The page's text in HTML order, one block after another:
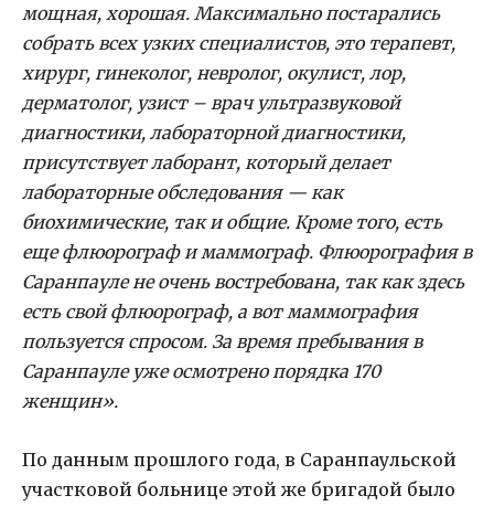
мощная, хорошая. Максимально постарались
собрать всех узких специалистов, это терапевт,
хирург, гинеколог, невролог, окулист, лор,
дерматолог, узист – врач ультразвуковой
диагностики, лабораторной диагностики,
присутствует лаборант, который делает
лабораторные обследования — как
биохимические, так и общие. Кроме того, есть
еще флюорограф и маммограф. Флюорография в
Саранпауле не очень востребована, так как здесь
есть свой флюорограф, а вот маммография
пользуется спросом. За время пребывания в
Саранпауле уже осмотрено порядка 170
женщин».
По данным прошлого года, в Саранпаульской
участковой больнице этой же бригадой было